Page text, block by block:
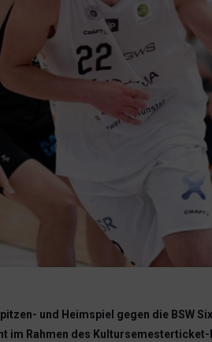
und Heimspiel gegen die BSW
im Rahmen des